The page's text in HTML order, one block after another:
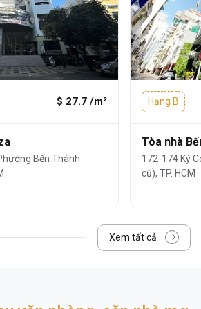
được đánh giá cao
vị trí và thiết kế mà còn bởi hệ
$ 27.7 /m²
Bến Thành
Hạng B
Tòa nhà
172-174 Ký
cũ), TP. HCM
Xem tất cả